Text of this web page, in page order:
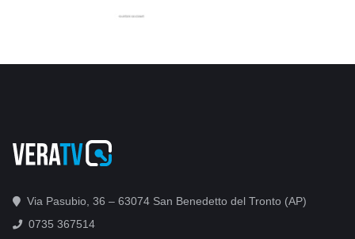
Via Pasubio, 36 – 63074 San Benedetto del Tronto (AP)
0735 367514